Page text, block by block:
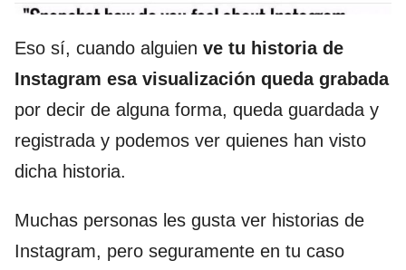
Eso sí, cuando alguien ve tu historia de
Instagram esa visualización queda grabada
por decir de alguna forma, queda guardada y
registrada y podemos ver quienes han visto
dicha historia.
Muchas personas les gusta ver historias de
Instagram, pero seguramente en tu caso